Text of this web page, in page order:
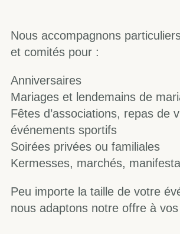
Nous accompagnons
et comités pour :
Anniversaires
Mariages et lendemains de
Fêtes d’associations, repas de
événements sportifs
Soirées privées ou familiales
Kermesses, marchés,
Peu importe la taille de votre
nous adaptons notre offre à